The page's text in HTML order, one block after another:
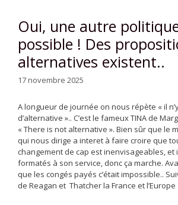
Oui, une autre
possible ! Des
alternatives existent..
17 novembre 2025
A longueur de journée on nous répète « il
d’alternative ».. C’est le fameux TINA de
« There is not alternative ». Bien sûr que le
qui nous dirige a interet à faire croire que
changement de cap est inenvisageables, et
formatés à son service, donc ça marche.
que les congés payés c’était impossible..
de Reagan et Thatcher la France et